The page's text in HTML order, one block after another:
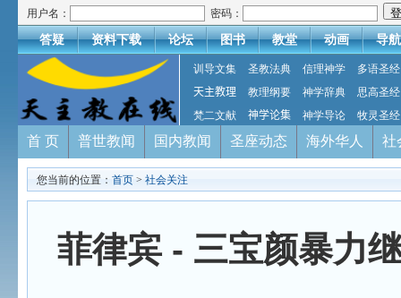
用户名： 密码：
答疑 资料下载 论坛 图书 教堂 动画 导航
训导文集 圣教法典 信理神学
多语圣经
天主教理
教理纲要 神学辞典
思高圣经
梵二文献
神学论集 神学导论 牧灵圣经
首 页 普世教闻 国内教闻 圣座动态 海外华人 社
您当前的位置： 首页 > 社会关注
菲律宾 - 三宝颜暴力